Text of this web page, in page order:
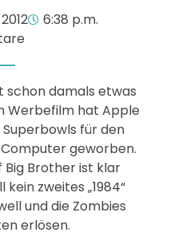
6:38 p.m.
schon damals etwas
Werbefilm hat Apple
für den
geworben.
Big Brother ist klar
zweites „1984“
und die Zombies
erlösen.